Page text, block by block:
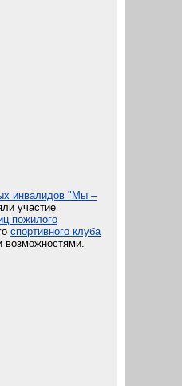
инвалидов "Мы –
участие
пожилого
спортивного клуба
возможностями.